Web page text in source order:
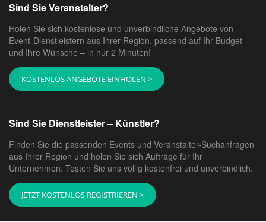
Sind Sie Veranstalter?
Holen Sie sich kostenlose und unverbindliche Angebote von
Event-Dienstleistern aus Ihrer Region, passend auf Ihr Budget
und Ihre Wünsche – in nur 2 Minuten!
KOSTENLOS ANGEBOTE EINHOLEN >
Sind Sie Dienstleister – Künstler?
Finden Sie die passenden Events und Veranstalter-Suchanfragen
aus Ihrer Region und holen Sie sich Aufträge für Ihr
Unternehmen. Testen Sie uns völlig kostenfrei und unverbindlich.
JETZT KOSTENLOS REGISTRIEREN >